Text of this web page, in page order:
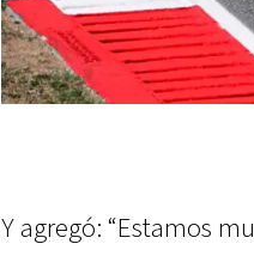
Y agregó: “Estamos